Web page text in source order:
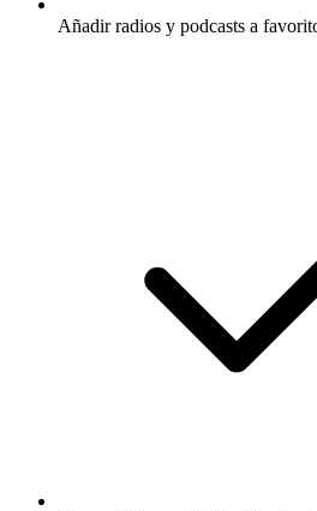
Añadir radios y podcasts a